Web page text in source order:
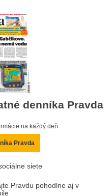
denníka Pravda
na každý deň
Pravda
siete
Pravdu pohodlne aj v